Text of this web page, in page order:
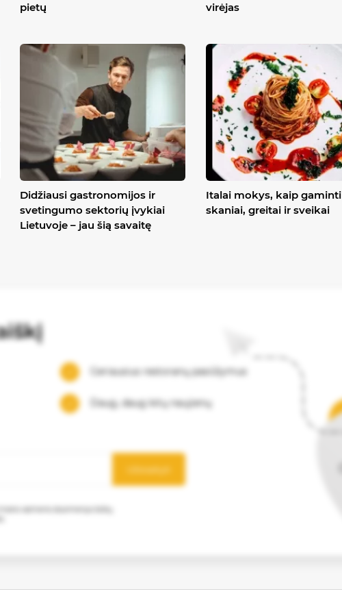
pietų
virėjas
Didžiausi gastronomijos ir
svetingumo sektorių įvykiai
Lietuvoje – jau šią savaitę
Italai mokys, kaip gaminti
skaniai, greitai ir sveikai
Geriausius restoranų pasiūlymus
Daug, daug kitų naujienų
Užsisakyti